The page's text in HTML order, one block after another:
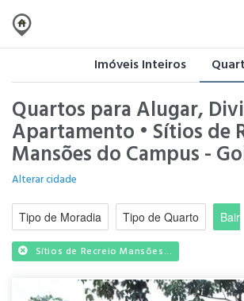
Imóveis Inteiros
Quartos para Alugar,
Apartamento • Sítios de
Mansões do Campus -
Alterar cidade
Tipo de Moradia Tipo de Quarto
Sítios de Recreio Mansões...